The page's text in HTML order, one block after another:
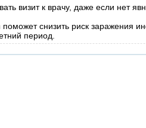
визит к врачу, даже если нет
снизить риск заражения
период.